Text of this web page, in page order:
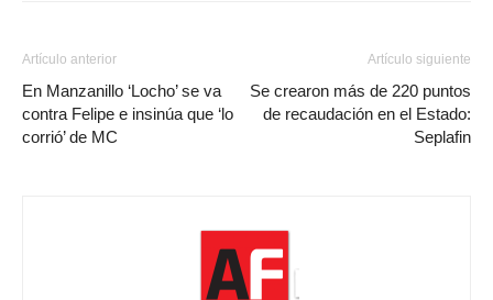
Artículo anterior
En Manzanillo ‘Locho’ se va
contra Felipe e insinúa que ‘lo
corrió’ de MC
Artículo siguiente
Se crearon más de 220 puntos
de recaudación en el Estado:
Seplafin